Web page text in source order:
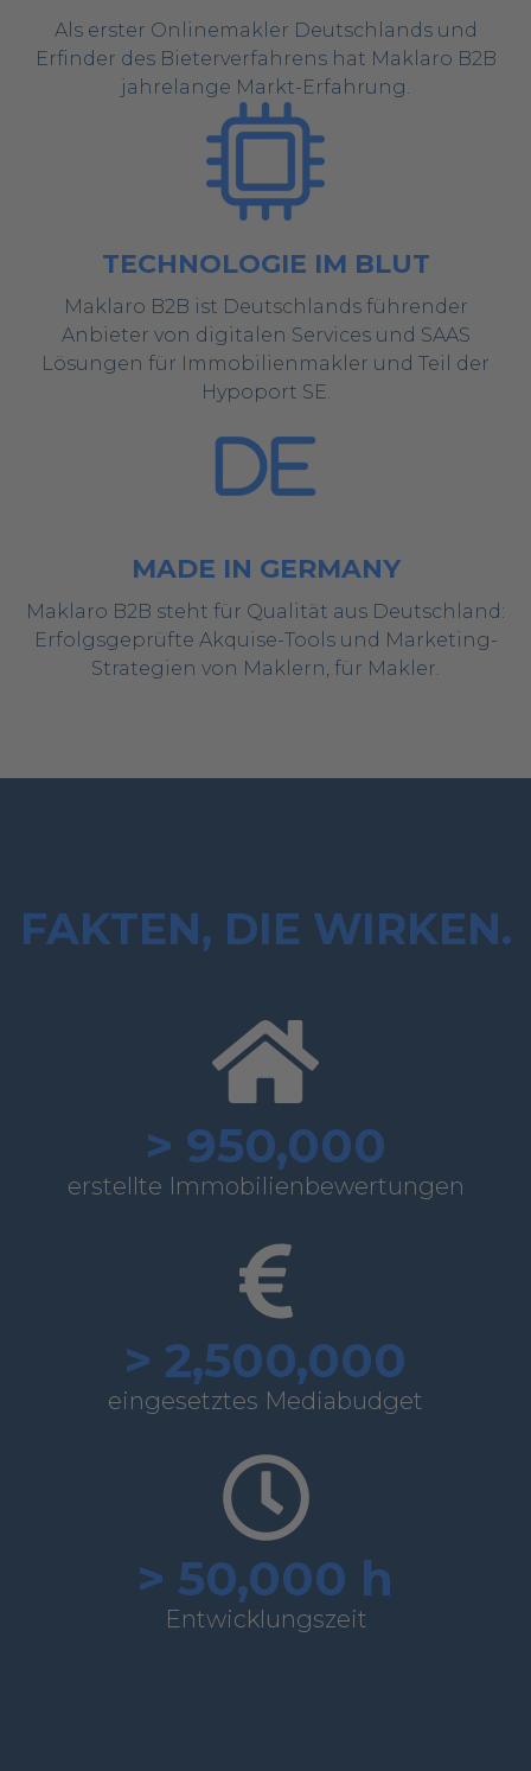
Als erster Onlinemakler Deutschlands und
Erfinder des Bieterverfahrens hat Maklaro B2B
jahrelange Markt-Erfahrung.
TECHNOLOGIE IM BLUT
Maklaro B2B ist Deutschlands führender
Anbieter von digitalen Services und SAAS
Lösungen für Immobilienmakler und Teil der
Hypoport SE.
MADE IN GERMANY
Maklaro B2B steht für Qualität aus Deutschland:
Erfolgsgeprüfte Akquise-Tools und Marketing-
Strategien von Maklern, für Makler.
FAKTEN, DIE WIRKEN.
> 950,000
erstellte Immobilienbewertungen
> 2,500,000
eingesetztes Mediabudget
> 50,000 h
Entwicklungszeit